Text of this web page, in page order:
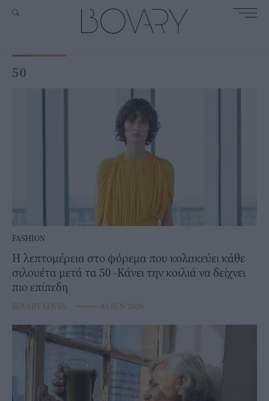
50
FASHION
Η λεπτομέρεια στο φόρεμα που κολακεύει κάθε
σιλουέτα μετά τα 50 -Κάνει την κοιλιά να δείχνει
πιο επίπεδη
BOVARY LOVES ⸻ 03 JUN 2026